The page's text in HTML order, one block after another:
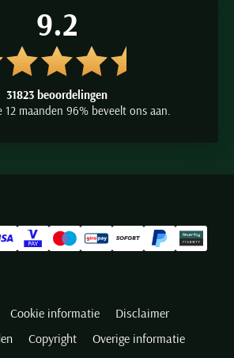
9.2
31823 beoordelingen
12 maanden 96% beveelt ons aan.
Cookie informatie
Disclaimer
Copyright Overige informatie